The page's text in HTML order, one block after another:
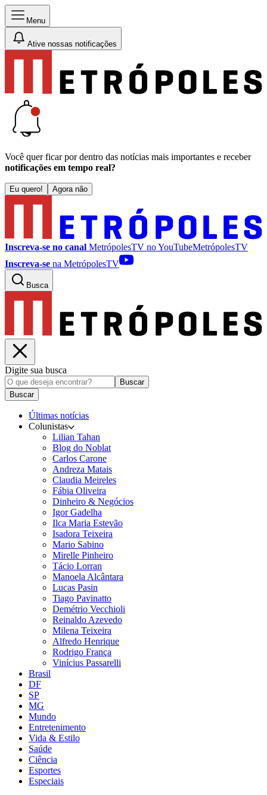
Menu
Ative nossas notificações
Você quer ficar por dentro das notícias mais importantes e receber
notificações em tempo real?
Eu quero! Agora não
Inscreva-se no canal MetrópolesTV noYouTubeMetrópolesTV
Inscreva-se na MetrópolesTV
Busca
Digite sua busca
Buscar
Buscar
Últimas notícias
Colunistas
Lilian Tahan
Blog do Noblat
Carlos Carone
Andreza Matais
Claudia Meireles
Fábia Oliveira
Dinheiro & Negócios
Igor Gadelha
Ilca Maria Estevão
Isadora Teixeira
Mario Sabino
Mirelle Pinheiro
Tácio Lorran
Manoela Alcântara
Lucas Pasin
Tiago Pavinatto
Demétrio Vecchioli
Reinaldo Azevedo
Milena Teixeira
Alfredo Henrique
Rodrigo França
Vinícius Passarelli
Brasil
DF
SP
MG
Mundo
Entretenimento
Vida & Estilo
Saúde
Ciência
Esportes
Especiais